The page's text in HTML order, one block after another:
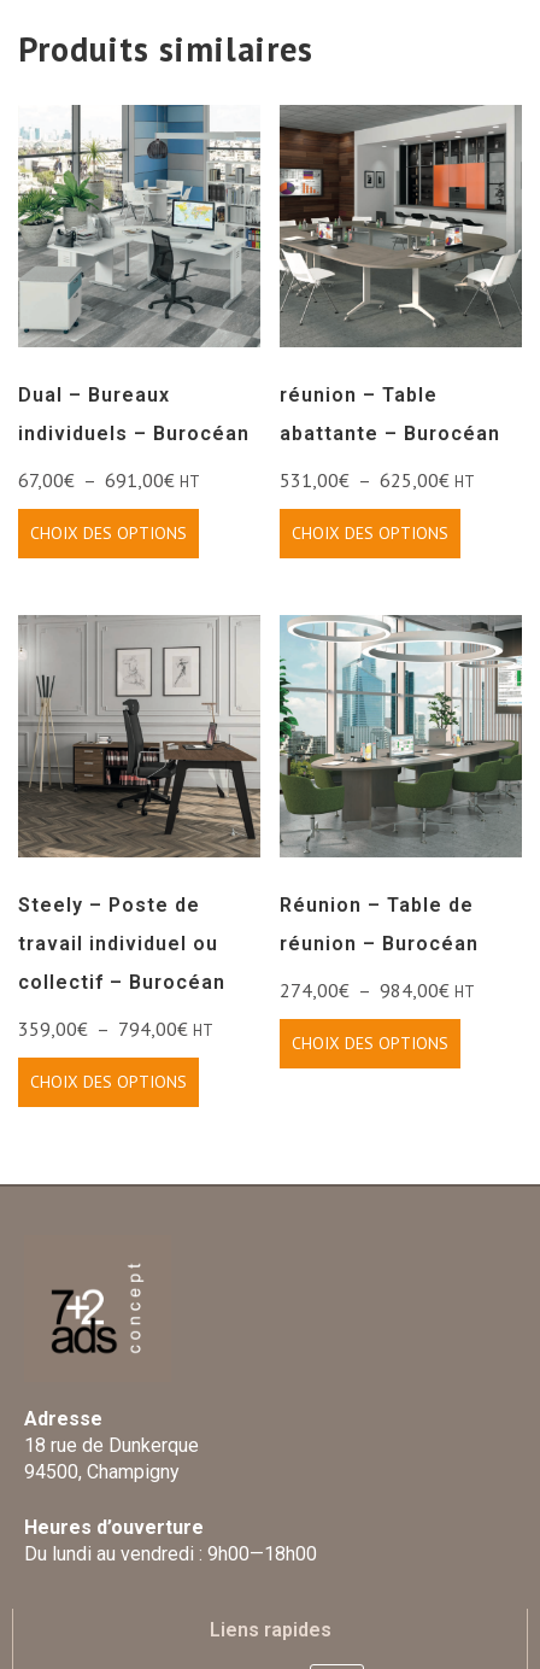
Produits similaires
Dual – Bureaux
individuels – Burocéan
67,00€ – 691,00€ HT
CHOIX DES OPTIONS
réunion – Table
abattante – Burocéan
531,00€ – 625,00€ HT
CHOIX DES OPTIONS
Steely – Poste de
travail individuel ou
collectif – Burocéan
359,00€ – 794,00€ HT
CHOIX DES OPTIONS
Réunion – Table de
réunion – Burocéan
274,00€ – 984,00€ HT
CHOIX DES OPTIONS
Adresse
18 rue de Dunkerque
94500, Champigny
Heures d’ouverture
Du lundi au vendredi : 9h00—18h00
Liens rapides